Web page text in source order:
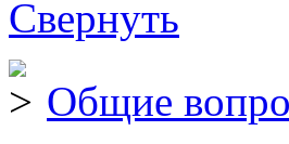
Общие